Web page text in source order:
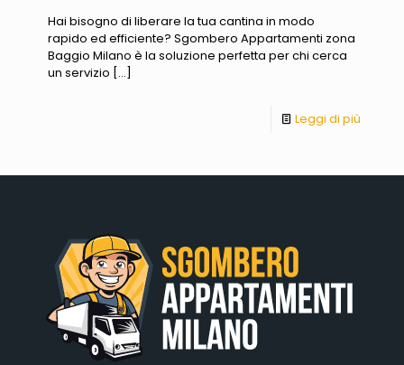
Hai bisogno di liberare la tua cantina in modo
rapido ed efficiente? Sgombero Appartamenti zona
Baggio Milano è la soluzione perfetta per chi cerca
un servizio […]
Leggi di più